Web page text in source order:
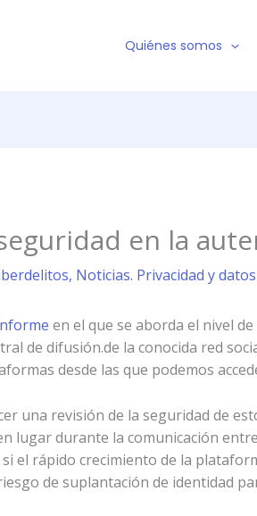
Quiénes somos
en la
, Noticias. Privacidad y
en el que se aborda el nivel
de difusión.de la conocida red
desde las que podemos
una revisión de la seguridad de
lugar durante la comunicación
el rápido crecimiento de la
de suplantación de identidad